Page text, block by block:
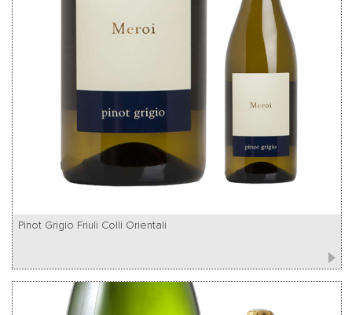
Pinot Grigio Friuli Colli Orientali